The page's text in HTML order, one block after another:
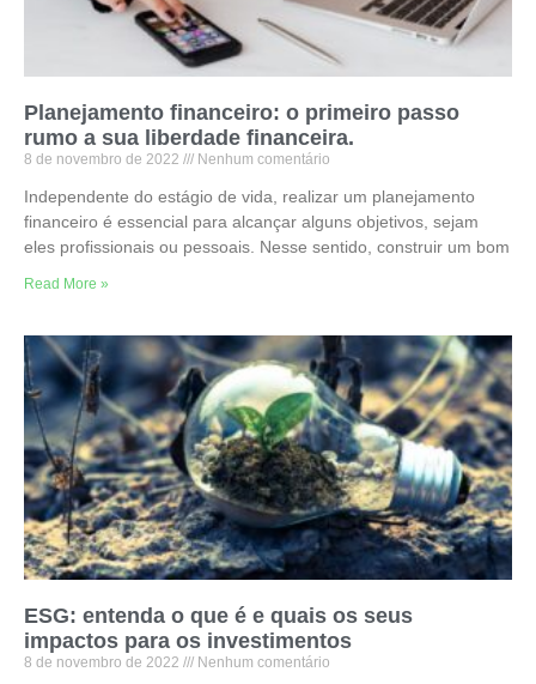
Planejamento financeiro: o primeiro passo
rumo a sua liberdade financeira.
8 de novembro de 2022 Nenhum comentário
Independente do estágio de vida, realizar um planejamento
financeiro é essencial para alcançar alguns objetivos, sejam
eles profissionais ou pessoais. Nesse sentido, construir um bom
Read More »
ESG: entenda o que é e quais os seus
impactos para os investimentos
8 de novembro de 2022 Nenhum comentário